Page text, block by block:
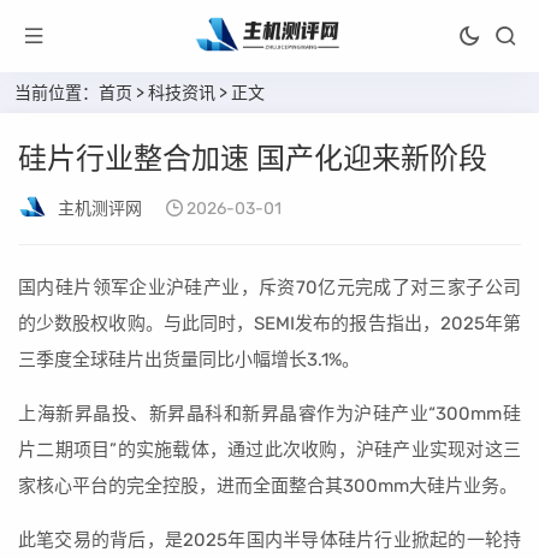
当前位置： 首页 >科技资讯 > 正文
硅片行业整合加速 国产化迎来新阶段
主机测评网 2026-03-01
国内硅片领军企业沪硅产业，斥资70亿元完成了对三家子公司
的少数股权收购。与此同时，SEMI发布的报告指出，2025年第
三季度全球硅片出货量同比小幅增长3.1%。
上海新昇晶投、新昇晶科和新昇晶睿作为沪硅产业“300mm硅
片二期项目”的实施载体，通过此次收购，沪硅产业实现对这三
家核心平台的完全控股，进而全面整合其300mm大硅片业务。
此笔交易的背后，是2025年国内半导体硅片行业掀起的一轮持